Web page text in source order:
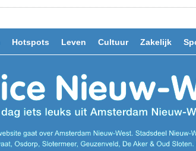
Hotspots Leven Cultuur Zakelijk